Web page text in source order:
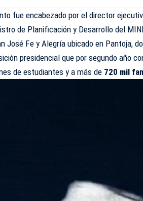
fue encabezado por el director
de Planificación y Desarrollo del
José Fe y Alegría ubicado en Pantoja,
presidencial que por segundo año
de estudiantes y a más de 720 mil